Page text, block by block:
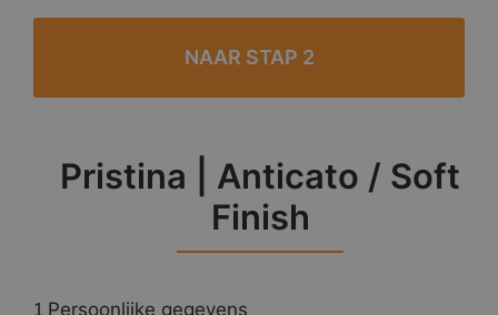
Pristina | Anticato / Soft
Finish
1 Persoonlijke gegevens